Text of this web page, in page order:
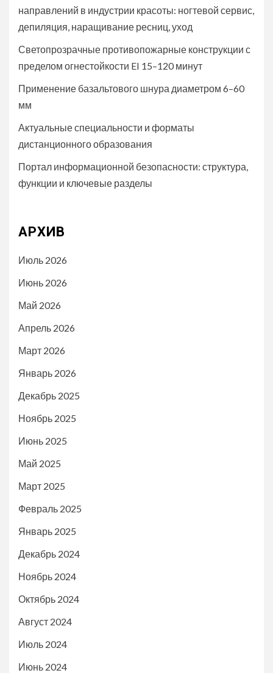
направлений в индустрии красоты: ногтевой сервис,
депиляция, наращивание ресниц, уход
Светопрозрачные противопожарные конструкции с
пределом огнестойкости EI 15–120 минут
Применение базальтового шнура диаметром 6–60
мм
Актуальные специальности и форматы
дистанционного образования
Портал информационной безопасности: структура,
функции и ключевые разделы
АРХИВ
Июль 2026
Июнь 2026
Май 2026
Апрель 2026
Март 2026
Январь 2026
Декабрь 2025
Ноябрь 2025
Июнь 2025
Май 2025
Март 2025
Февраль 2025
Январь 2025
Декабрь 2024
Ноябрь 2024
Октябрь 2024
Август 2024
Июль 2024
Июнь 2024